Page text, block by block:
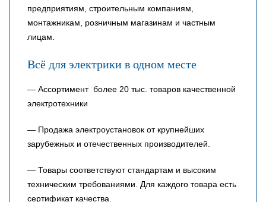
предприятиям, строительным компаниям,
монтажникам, розничным магазинам и частным
лицам.
Всё для электрики в одном месте
— Ассортимент более 20 тыс. товаров качественной
электротехники
— Продажа электроустановок от крупнейших
зарубежных и отечественных производителей.
— Товары соответствуют стандартам и высоким
техническим требованиями. Для каждого товара есть
сертификат качества.